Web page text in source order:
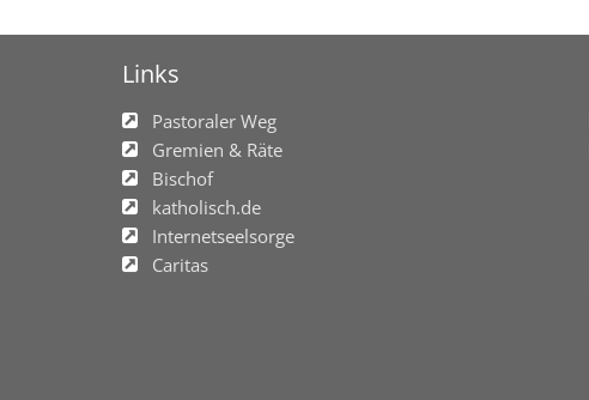
Links
Pastoraler Weg
Gremien & Räte
Bischof
katholisch.de
Internetseelsorge
Caritas